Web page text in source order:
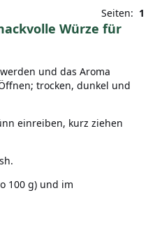
Seiten: 1
Würze für
und das Aroma
trocken, dunkel und
einreiben, kurz ziehen
100 g) und im